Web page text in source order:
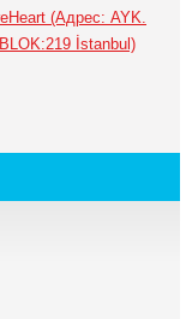
(Адрес: AYK.
İstanbul)